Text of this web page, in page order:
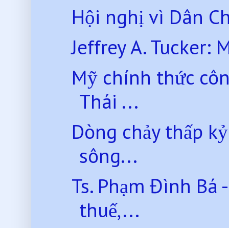
Hội nghị vì Dân
Jeffrey A. Tucker:
Mỹ chính thức
Thái ...
Dòng chảy thấp
sông...
Ts. Phạm Đình
thuế,...